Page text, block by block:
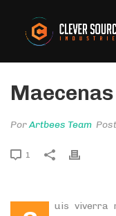
PorArtbees Team
1
uis viverra